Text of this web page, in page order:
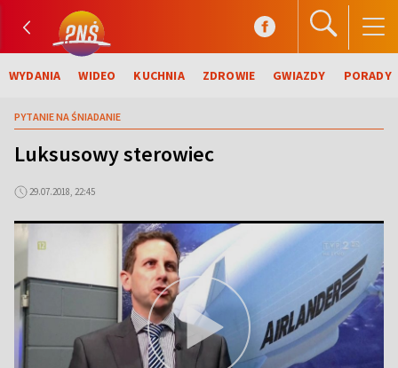
WYDANIA WIDEO KUCHNIA ZDROWIE GWIAZDY PORADY
PYTANIE NA ŚNIADANIE
Luksusowy sterowiec
29.07.2018, 22:45